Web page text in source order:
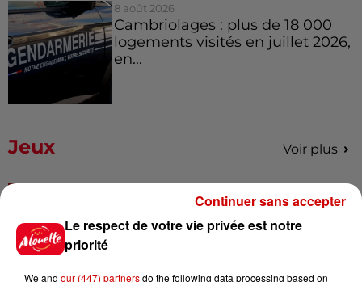
8 août 2026
Cambriolages : plus de 18 000
logements visités en juillet 2026,
en...
Jeux Voir plus
festival Marché Gourmand 2026
à Coulon !
Le respect de votre vie privée est notre
priorité
We and our (447) partnersdo the following data processing based on
Continuer sans accepter